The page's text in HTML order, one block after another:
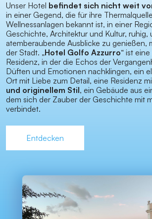
Unser Hotel befindet sich nicht weit
in einer Gegend, die für ihre
Wellnessanlagen bekannt ist, in einer
Geschichte, Architektur und Kultur, ruhig,
atemberaubende Ausblicke zu genießen,
der Stadt. „Hotel Golfo Azzurro“ ist
Residenz, in der die Echos der
Düften und Emotionen nachklingen, ein
Ort mit Liebe zum Detail, eine Residenz
und originellem Stil, ein Gebäude aus
dem sich der Zauber der Geschichte mit
verbindet.
Entdecken